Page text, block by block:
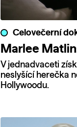
Celovečerní
Marlee
V jednadvaceti
neslyšící herečka
Hollywoodu.